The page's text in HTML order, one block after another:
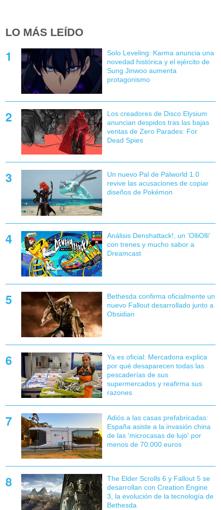
LO MÁS LEÍDO
Solo Leveling: Karma anuncia una
novedad histórica y el ejército de
Sung Jinwoo aumenta
protagonismo
Los creadores de Disco Elysium
anuncian despidos tras las bajas
ventas de Zero Parades: For
Dead Spies
Un nuevo Pal de Palworld 1.0
revive las acusaciones de copiar
diseños de Pokémon
Análisis Denshattack!, un 'OlliOlli'
con trenes y mucho sabor a
Dreamcast
Bethesda confirma oficialmente un
nuevo Fallout desarrollado junto a
Obsidian
Ya es oficial: Mercadona explica
por qué desaparecen todas las
pescaderías de sus
supermercados y reafirma sus
razones
Adiós a las casas prefabricadas:
España asiste a la invasión china
de las 'microcasas de lujo' por
menos de 70.000 euros
The Elder Scrolls 6 y Fallout 5 se
desarrollan con Creation Engine
3, la evolución de la tecnología de
Bethesda